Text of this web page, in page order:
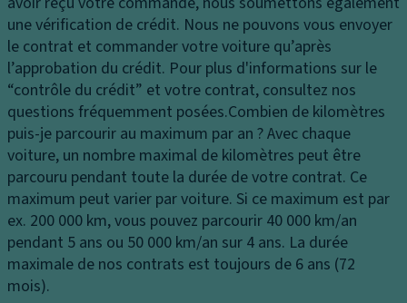
t
ér
al
F
e
u
x
d
e
jo
ur
ai
rb
e
vi
t
e
s
s
e
M
ir
oi
r
d
e
t
e
d
e
vi
t
e
s
s
e
s
A
n
une vérification de crédit. Nous ne pouvons vous envoyer
le contrat et commander votre voiture qu’après
l’approbation du crédit. Pour plus d'informations sur le
“contrôle du crédit” et votre contrat, consultez nos
questions fréquemment posées.Combien de kilomètres
puis-je parcourir au maximum par an ?Avec chaque
voiture, un nombre maximal de kilomètres peut être
parcouru pendant toute la durée de votre contrat. Ce
maximum peut varier par voiture. Si ce maximum est par
ex. 200 000 km, vous pouvez parcourir 40 000 km/an
pendant 5 ans ou 50 000 km/an sur 4 ans. La durée
maximale de nos contrats est toujours de 6 ans (72
mois).